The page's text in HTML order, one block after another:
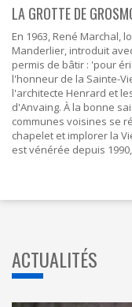
LA GROTTE DE
En 1963, René Marchal,
Manderlier, introduit
permis de bâtir : 'pour
l'honneur de la Sainte-
l'architecte Henrard et
d'Anvaing. À la bonne
communes voisines se
chapelet et implorer la
est vénérée depuis
ACTUALITÉS